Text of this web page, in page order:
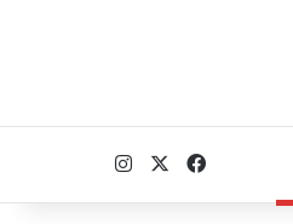
فيسبوكانستقرام